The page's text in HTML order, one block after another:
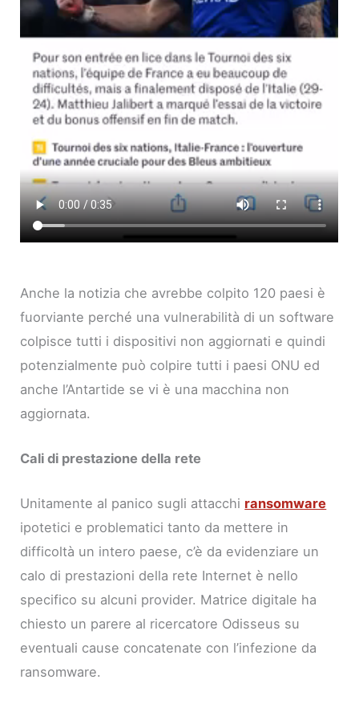
Anche la notizia che avrebbe colpito 120 paesi è
fuorviante perché una vulnerabilità di un software
colpisce tutti i dispositivi non aggiornati e quindi
potenzialmente può colpire tutti i paesi ONU ed
anche l’Antartide se vi è una macchina non
aggiornata.
Cali di prestazione della rete
Unitamente al panico sugli attacchi ransomware
ipotetici e problematici tanto da mettere in
difficoltà un intero paese, c’è da evidenziare un
calo di prestazioni della rete Internet è nello
specifico su alcuni provider. Matrice digitale ha
chiesto un parere al ricercatore Odisseus su
eventuali cause concatenate con l’infezione da
ransomware.